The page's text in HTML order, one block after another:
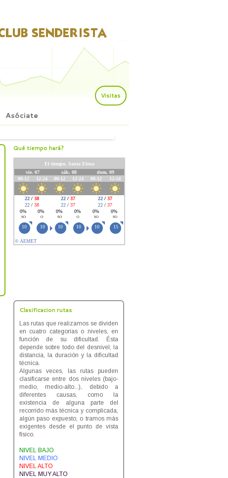
Asóciate
Visitas
Qué tiempo hará?
Clasificacion rutas
Las rutas que realizamos se dividen
en cuatro categorías o niveles, en
función de su dificultad. Ésta
depende sobre todo del desnivel, la
distancia, la duración y la dificultad
técnica.
Algunas veces, las rutas pueden
clasificarse entre dos niveles (bajo-
medio, medio-alto...), debido a
diferentes causas, como la
existencia de alguna parte del
recorrido más técnica y complicada,
algún paso expuesto, o tramos más
exigentes desde el punto de vista
físico.
NIVEL BAJO
NIVEL MEDIO
NIVEL ALTO
NIVEL MUY ALTO